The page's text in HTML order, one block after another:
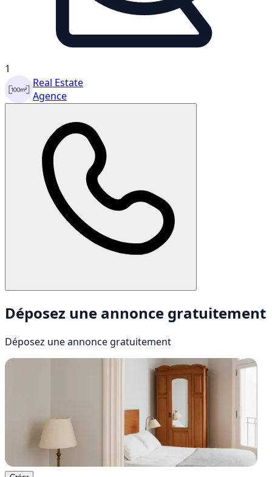
1
Real Estate
Agence
Déposez une annonce gratuitement
Déposez une annonce gratuitement